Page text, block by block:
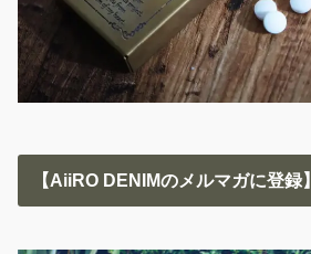
【AiiRO DENIMのメルマガに登録】